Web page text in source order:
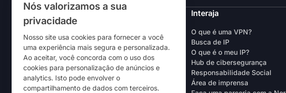
Nós valorizamos a sua
privacidade
Nosso site usa cookies para fornecer a você
uma experiência mais segura e personalizada.
Ao aceitar, você concorda com o uso dos
cookies para personalização de anúncios e
analytics. Isto pode envolver o
compartilhamento de dados com terceiros.
NordVPN
Trabalhe conosco
Teste grátis da VPN
Roteadores da VPN
Avaliações
Desconto para estudantes e
Interaja
O que é uma VPN?
Busca de IP
O que é o meu IP?
Hub de cibersegurança
Responsabilidade Social
Área de imprensa